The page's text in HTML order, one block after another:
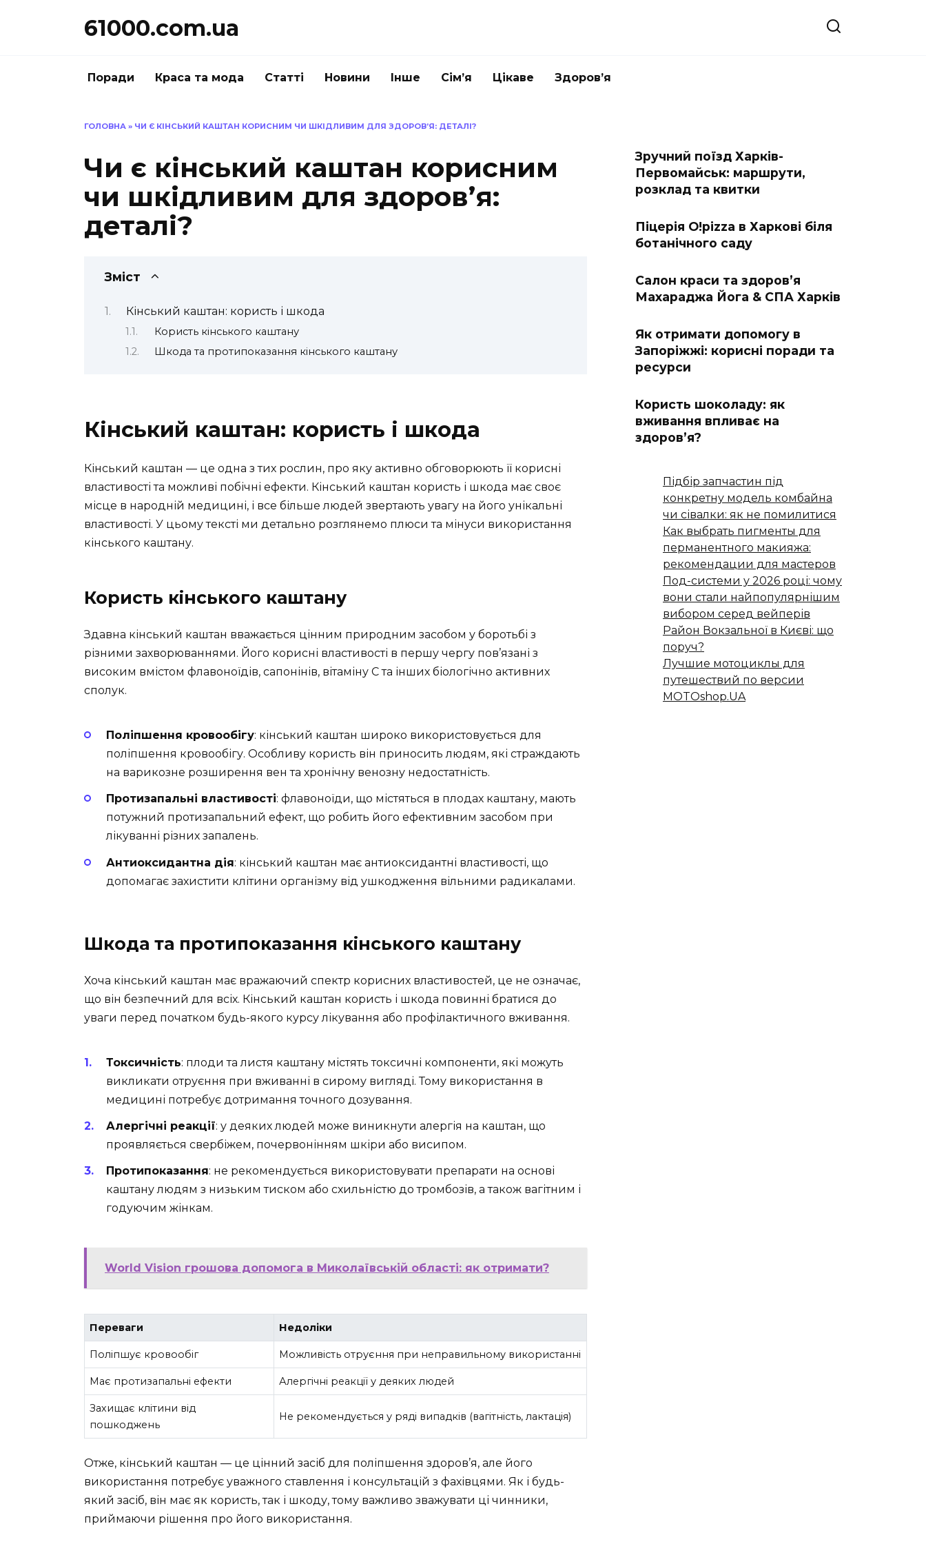
61000.com.ua
Поради Краса та мода Статті Новини Інше Сім’я Цікаве Здоров’я
ГОЛОВНА » ЧИ Є КІНСЬКИЙ КАШТАН КОРИСНИМ ЧИ ШКІДЛИВИМ ДЛЯ ЗДОРОВ’Я: ДЕТАЛІ?
Чи є кінський каштан корисним
чи шкідливим для здоров’я:
деталі?
Зміст
Кінський каштан: користь і шкода
Користь кінського каштану
Шкода та протипоказання кінського каштану
Кінський каштан: користь і шкода
Кінський каштан — це одна з тих рослин, про яку активно обговорюють її корисні
властивості та можливі побічні ефекти. Кінський каштан користь і шкода має своє
місце в народній медицині, і все більше людей звертають увагу на його унікальні
властивості. У цьому тексті ми детально розглянемо плюси та мінуси використання
кінського каштану.
Користь кінського каштану
Здавна кінський каштан вважається цінним природним засобом у боротьбі з
різними захворюваннями. Його корисні властивості в першу чергу пов’язані з
високим вмістом флавоноїдів, сапонінів, вітаміну C та інших біологічно активних
сполук.
Поліпшення кровообігу: кінський каштан широко використовується для
поліпшення кровообігу. Особливу користь він приносить людям, які страждають
на варикозне розширення вен та хронічну венозну недостатність.
Протизапальні властивості: флавоноїди, що містяться в плодах каштану, мають
потужний протизапальний ефект, що робить його ефективним засобом при
лікуванні різних запалень.
Антиоксидантна дія: кінський каштан має антиоксидантні властивості, що
допомагає захистити клітини організму від ушкодження вільними радикалами.
Шкода та протипоказання кінського каштану
Хоча кінський каштан має вражаючий спектр корисних властивостей, це не означає,
що він безпечний для всіх. Кінський каштан користь і шкода повинні братися до
уваги перед початком будь-якого курсу лікування або профілактичного вживання.
Токсичність: плоди та листя каштану містять токсичні компоненти, які можуть
викликати отруєння при вживанні в сирому вигляді. Тому використання в
медицині потребує дотримання точного дозування.
Алергічні реакції: у деяких людей може виникнути алергія на каштан, що
проявляється свербіжем, почервонінням шкіри або висипом.
Протипоказання: не рекомендується використовувати препарати на основі
каштану людям з низьким тиском або схильністю до тромбозів, а також вагітним і
годуючим жінкам.
World Vision грошова допомога в Миколаївській області: як отримати?
Переваги Недоліки
Поліпшує кровообіг Можливість отруєння при неправильному використанні
Має протизапальні ефекти Алергічні реакції у деяких людей
Захищає клітини від
пошкоджень
Не рекомендується у ряді випадків (вагітність, лактація)
Отже, кінський каштан — це цінний засіб для поліпшення здоров’я, але його
використання потребує уважного ставлення і консультацій з фахівцями. Як і будь-
який засіб, він має як користь, так і шкоду, тому важливо зважувати ці чинники,
приймаючи рішення про його використання.
Зручний поїзд Харків-
Первомайськ: маршрути,
розклад та квитки
Піцерія O!pizza в Харкові біля
ботанічного саду
Салон краси та здоров’я
Махараджа Йога & СПА Харків
Як отримати допомогу в
Запоріжжі: корисні поради та
ресурси
Користь шоколаду: як
вживання впливає на
здоров’я?
Підбір запчастин під
конкретну модель комбайна
чи сівалки: як не помилитися
Как выбрать пигменты для
перманентного макияжа:
рекомендации для мастеров
Под-системи у 2026 році: чому
вони стали найпопулярнішим
вибором серед вейперів
Район Вокзальної в Києві: що
поруч?
Лучшие мотоциклы для
путешествий по версии
MOTOshop.UA